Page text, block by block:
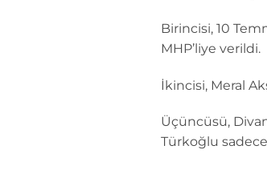
Birincisi, 10
MHP’liye verildi.
İkincisi, Meral
Üçüncüsü,
Türkoğlu sadece